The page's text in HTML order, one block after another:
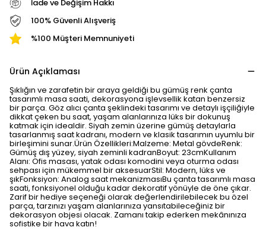
100% Güvenli Alışveriş
%100 Müşteri Memnuniyeti
Ürün Açıklaması
Şıklığın ve zarafetin bir araya geldiği bu gümüş renk çanta
tasarımlı masa saati, dekorasyona işlevsellik katan benzersiz
bir parça. Göz alıcı çanta şeklindeki tasarımı ve detaylı işçiliğiyle
dikkat çeken bu saat, yaşam alanlarınıza lüks bir dokunuş
katmak için idealdir. Siyah zemin üzerine gümüş detaylarla
tasarlanmış saat kadranı, modern ve klasik tasarımın uyumlu bir
birleşimini sunar.Ürün Özellikleri:Malzeme: Metal gövdeRenk:
Gümüş dış yüzey, siyah zeminli kadranBoyut: 23cmKullanım
Alanı: Ofis masası, yatak odası komodini veya oturma odası
sehpası için mükemmel bir aksesuarStil: Modern, lüks ve
şıkFonksiyon: Analog saat mekanizmasıBu çanta tasarımlı masa
saati, fonksiyonel olduğu kadar dekoratif yönüyle de öne çıkar.
Zarif bir hediye seçeneği olarak değerlendirilebilecek bu özel
parça, tarzınızı yaşam alanlarınıza yansıtabileceğiniz bir
dekorasyon objesi olacak. Zamanı takip ederken mekânınıza
sofistike bir hava katın!